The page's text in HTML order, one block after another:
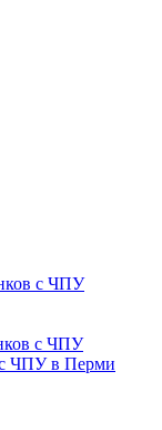
с ЧПУ
с ЧПУ
с ЧПУ в Перми